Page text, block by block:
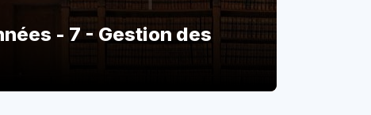
- 7 - Gestion des